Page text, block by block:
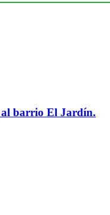
al barrio El Jardín.